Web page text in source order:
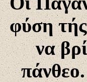
φύση
να